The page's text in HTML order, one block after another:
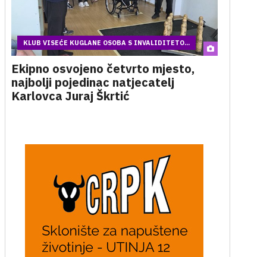
KLUB VISEĆE KUGLANE OSOBA S INVALIDITETO...
Ekipno osvojeno četvrto mjesto,
najbolji pojedinac natjecatelj
Karlovca Juraj Škrtić